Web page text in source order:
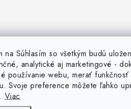
na Súhlasím so všetkým budú
analytické aj marketingové -
používanie webu, merať
Svoje preference môžete ľahko
Viac
e-mail